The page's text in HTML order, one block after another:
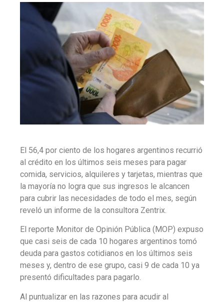
El 56,4 por ciento de los hogares argentinos recurrió
al crédito en los últimos seis meses para pagar
comida, servicios, alquileres y tarjetas, mientras que
la mayoría no logra que sus ingresos le alcancen
para cubrir las necesidades de todo el mes, según
reveló un informe de la consultora Zentrix.
El reporte Monitor de Opinión Pública (MOP) expuso
que casi seis de cada 10 hogares argentinos tomó
deuda para gastos cotidianos en los últimos seis
meses y, dentro de ese grupo, casi 9 de cada 10 ya
presentó dificultades para pagarlo.
Al puntualizar en las razones para acudir al